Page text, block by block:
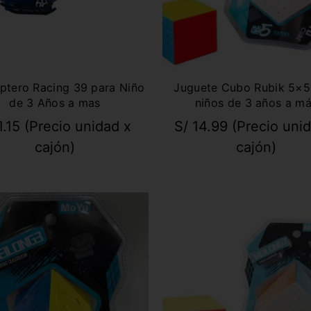
Racing 39 para Niño
de 3 Años a mas
(Precio unidad x
cajón)
Juguete Cubo Rubik
niños de 3 años a
S/14.99 (Precio
cajón)